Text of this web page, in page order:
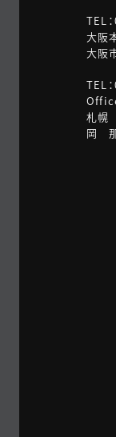
TEL
大阪
大阪
TEL
札
岡